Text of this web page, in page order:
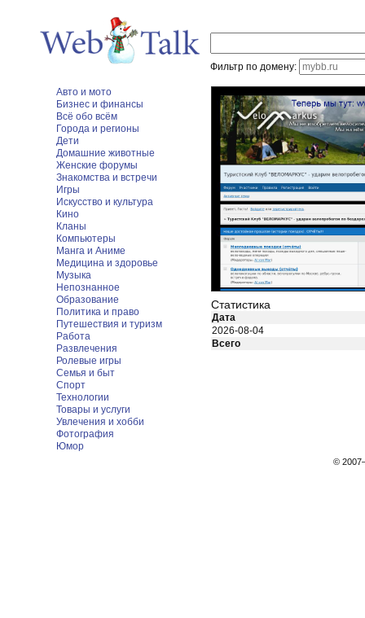
Фильтр по домену:
Авто и мото
Бизнес и финансы
Всё обо всём
Города и регионы
Дети
Домашние животные
Женские форумы
Знакомства и встречи
Игры
Искусство и культура
Кино
Кланы
Компьютеры
Манга и Аниме
Медицина и здоровье
Музыка
Непознанное
Образование
Политика и право
Путешествия и туризм
Работа
Развлечения
Ролевые игры
Семья и быт
Спорт
Технологии
Товары и услуги
Увлечения и хобби
Фотография
Юмор
Статистика
Дата
2026-08-04
Всего
©